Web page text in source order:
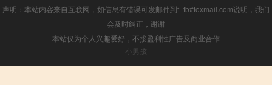
声明：本站内容来自互联网，如信息有错误可发邮件到f_fb#foxmail.com说明，我们
会及时纠正，谢谢
本站仅为个人兴趣爱好，不接盈利性广告及商业合作
小男孩